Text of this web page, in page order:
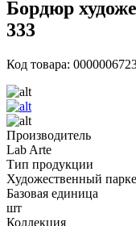
Бордюр
333
Код товара:
Производитель
Lab Arte
Тип продукции
Художественный
Базовая единица
шт
Коллекция